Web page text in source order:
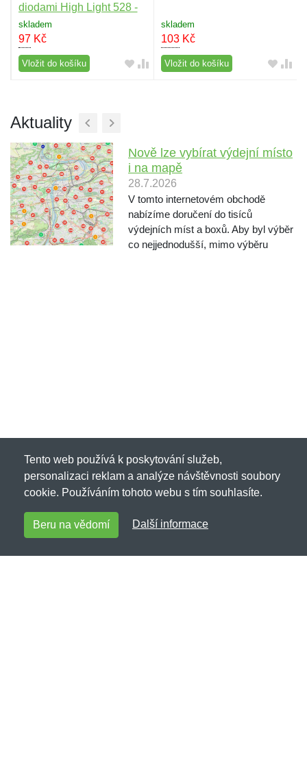
diodami High Light 528 -
černá
skladem
97Kč
Vložit do košíku
skladem
103 Kč
Vložit do košíku
Aktuality
Nově lze vybírat výdejní místo
i na mapě
28.7.2026
V tomto internetovém obchodě
nabízíme doručení do tisíců
výdejních míst a boxů. Aby byl výběr
co nejjednodušší, mimo výběru
Tento web používá k poskytování služeb,
personalizaci reklam a analýze návštěvnosti soubory
cookie. Používáním tohoto webu s tím souhlasíte.
Beru na vědomí Další informace